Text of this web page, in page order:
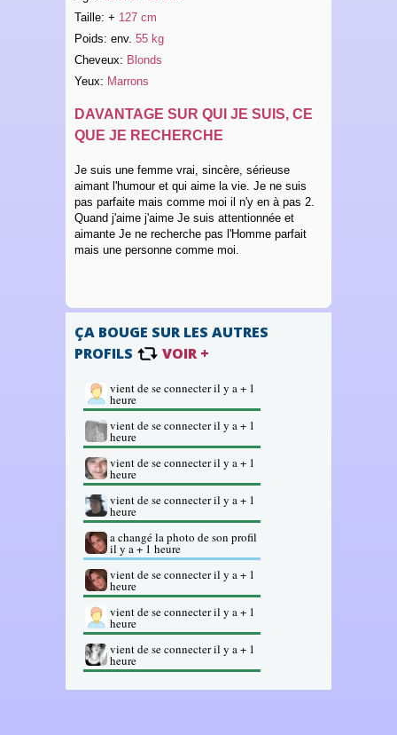
Taille: + 127 cm
Poids: env. 55 kg
Cheveux: Blonds
Yeux: Marrons
DAVANTAGE SUR QUI JE SUIS, CE
QUE JE RECHERCHE
Je suis une femme vrai, sincère, sérieuse
aimant l'humour et qui aime la vie. Je ne suis
pas parfaite mais comme moi il n'y en à pas 2.
Quand j'aime j'aime Je suis attentionnée et
aimante Je ne recherche pas l'Homme parfait
mais une personne comme moi.
ÇA BOUGE SUR LES AUTRES
PROFILS
VOIR +
vient de se connecter il y a + 1
heure
vient de se connecter il y a + 1
heure
vient de se connecter il y a + 1
heure
vient de se connecter il y a + 1
heure
a changé la photo de son profil
il y a + 1 heure
vient de se connecter il y a + 1
heure
vient de se connecter il y a + 1
heure
vient de se connecter il y a + 1
heure